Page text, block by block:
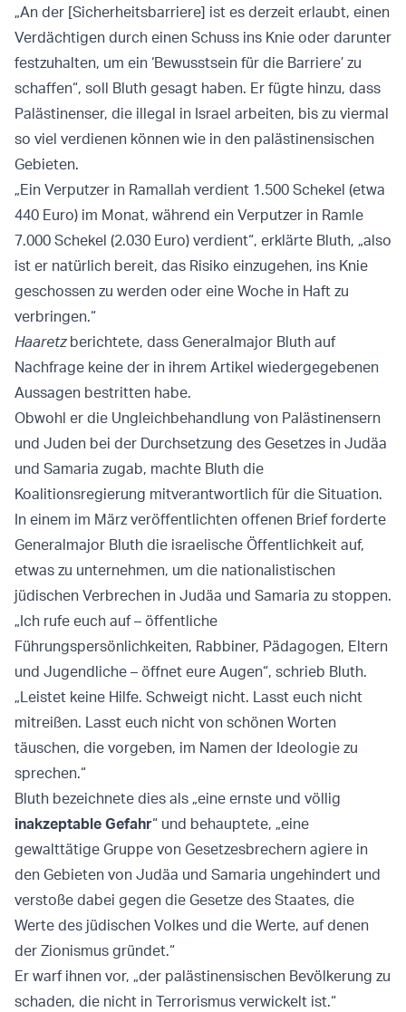
„An der [Sicherheitsbarriere] ist es derzeit erlaubt, einen
Verdächtigen durch einen Schuss ins Knie oder darunter
festzuhalten, um ein ‘Bewusstsein für die Barriere’ zu
schaffen“, soll Bluth gesagt haben. Er fügte hinzu, dass
Palästinenser, die illegal in Israel arbeiten, bis zu viermal
so viel verdienen können wie in den palästinensischen
Gebieten.
„Ein Verputzer in Ramallah verdient 1.500 Schekel (etwa
440 Euro) im Monat, während ein Verputzer in Ramle
7.000 Schekel (2.030 Euro) verdient“, erklärte Bluth, „also
ist er natürlich bereit, das Risiko einzugehen, ins Knie
geschossen zu werden oder eine Woche in Haft zu
verbringen.“
Haaretzberichtete, dass Generalmajor Bluth auf
Nachfrage keine der in ihrem Artikel wiedergegebenen
Aussagen bestritten habe.
Obwohl er die Ungleichbehandlung von Palästinensern
und Juden bei der Durchsetzung des Gesetzes in Judäa
und Samaria zugab, machte Bluth die
Koalitionsregierung mitverantwortlich für die Situation.
In einem im März veröffentlichten offenen Brief forderte
Generalmajor Bluth die israelische Öffentlichkeit auf,
etwas zu unternehmen, um die nationalistischen
jüdischen Verbrechen in Judäa und Samaria zu stoppen.
„Ich rufe euch auf – öffentliche
Führungspersönlichkeiten, Rabbiner, Pädagogen, Eltern
und Jugendliche – öffnet eure Augen“, schrieb Bluth.
„Leistet keine Hilfe. Schweigt nicht. Lasst euch nicht
mitreißen. Lasst euch nicht von schönen Worten
täuschen, die vorgeben, im Namen der Ideologie zu
sprechen.“
Bluth bezeichnete dies als „eine ernste und völlig
inakzeptable Gefahr“ und behauptete, „eine
gewalttätige Gruppe von Gesetzesbrechern agiere in
den Gebieten von Judäa und Samaria ungehindert und
verstoße dabei gegen die Gesetze des Staates, die
Werte des jüdischen Volkes und die Werte, auf denen
der Zionismus gründet.“
Er warf ihnen vor, „der palästinensischen Bevölkerung zu
schaden, die nicht in Terrorismus verwickelt ist.“